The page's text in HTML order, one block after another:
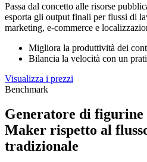
Passa dal concetto alle risorse
esporta gli output finali per flussi di
marketing, e-commerce e
Migliora la produttività dei
Bilancia la velocità con un
Visualizza i prezzi
Benchmark
Generatore di
Maker rispetto al
tradizionale